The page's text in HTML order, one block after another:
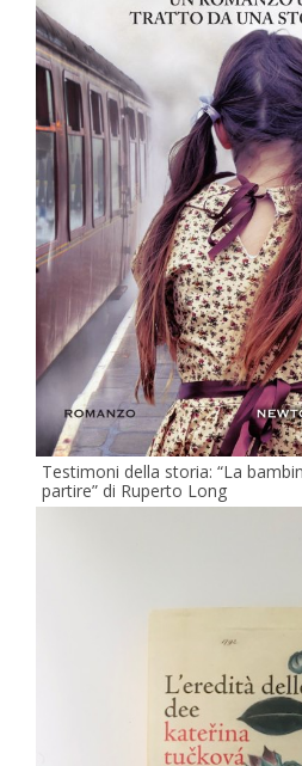
Testimoni della storia: “La
partire” di Ruperto Long